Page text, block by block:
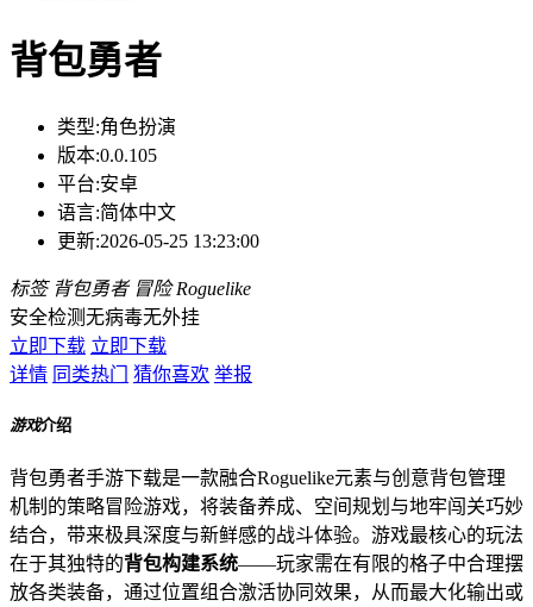
背包勇者
类型:角色扮演
版本:0.0.105
平台:安卓
语言:简体中文
更新:2026-05-25 13:23:00
标签 背包勇者 冒险 Roguelike
安全检测无病毒无外挂
立即下载 立即下载
详情 同类热门 猜你喜欢 举报
游戏介绍
背包勇者手游下载是一款融合Roguelike元素与创意背包管理
机制的策略冒险游戏，将装备养成、空间规划与地牢闯关巧妙
结合，带来极具深度与新鲜感的战斗体验。游戏最核心的玩法
在于其独特的背包构建系统——玩家需在有限的格子中合理摆
放各类装备，通过位置组合激活协同效果，从而最大化输出或